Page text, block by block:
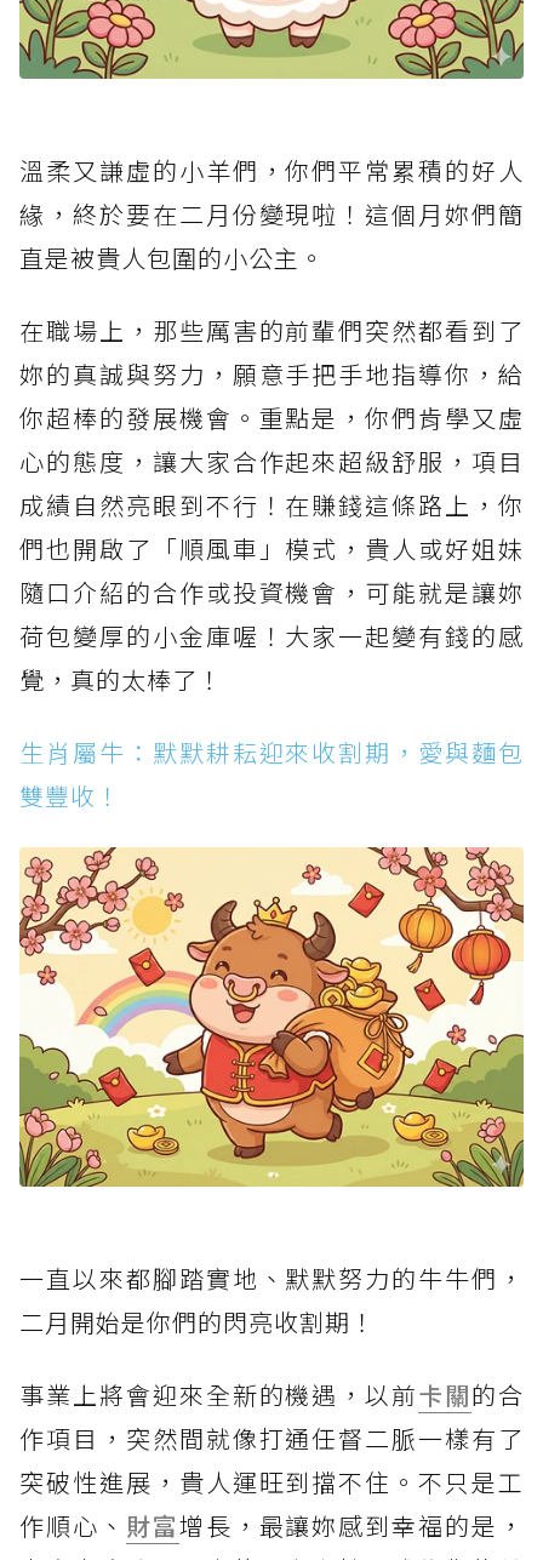
溫柔又謙虛的小羊們，你們平常累積的好人
緣，終於要在二月份變現啦！這個月妳們簡
直是被貴人包圍的小公主。
在職場上，那些厲害的前輩們突然都看到了
妳的真誠與努力，願意手把手地指導你，給
你超棒的發展機會。重點是，你們肯學又虛
心的態度，讓大家合作起來超級舒服，項目
成績自然亮眼到不行！在賺錢這條路上，你
們也開啟了「順風車」模式，貴人或好姐妹
隨口介紹的合作或投資機會，可能就是讓妳
荷包變厚的小金庫喔！大家一起變有錢的感
覺，真的太棒了！
生肖屬牛：默默耕耘迎來收割期，愛與麵包
雙豐收！
一直以來都腳踏實地、默默努力的牛牛們，
二月開始是你們的閃亮收割期！
事業上將會迎來全新的機遇，以前卡關的合
作項目，突然間就像打通任督二脈一樣有了
突破性進展，貴人運旺到擋不住。不只是工
作順心、 財富增長，最讓妳感到幸福的是，